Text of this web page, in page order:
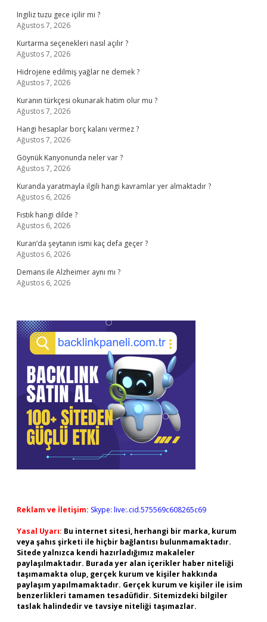
Ingiliz tuzu gece içilir mi ?
Ağustos 7, 2026
Kurtarma seçenekleri nasıl açılır ?
Ağustos 7, 2026
Hidrojene edilmiş yağlar ne demek ?
Ağustos 7, 2026
Kuranın türkçesi okunarak hatim olur mu ?
Ağustos 7, 2026
Hangi hesaplar borç kalanı vermez ?
Ağustos 7, 2026
Göynük Kanyonunda neler var ?
Ağustos 7, 2026
Kuranda yaratmayla ilgili hangi kavramlar yer almaktadır ?
Ağustos 6, 2026
Fıstık hangi dilde ?
Ağustos 6, 2026
Kuran’da şeytanın ismi kaç defa geçer ?
Ağustos 6, 2026
Demans ile Alzheimer aynı mı ?
Ağustos 6, 2026
Reklam ve İletişim: Skype: live:.cid.575569c608265c69
Yasal Uyarı: Bu internet sitesi, herhangi bir marka, kurum
veya şahıs şirketi ile hiçbir bağlantısı bulunmamaktadır.
Sitede yalnızca kendi hazırladığımız makaleler
paylaşılmaktadır. Burada yer alan içerikler haber niteliği
taşımamakta olup, gerçek kurum ve kişiler hakkında
paylaşım yapılmamaktadır. Gerçek kurum ve kişiler ile isim
benzerlikleri tamamen tesadüfidir. Sitemizdeki bilgiler
taslak halindedir ve tavsiye niteliği taşımazlar.